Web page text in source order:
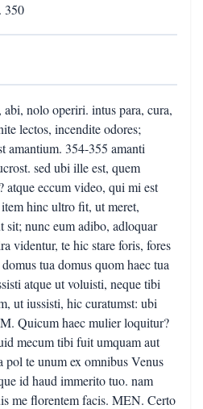
350
nolo operiri. intus para, cura,
lectos, incendite odores;
amantium. 354-355 amanti
sed ubi ille est, quem
atque eccum video, qui mi est
hinc ultro fit, ut meret,
sit; nunc eum adibo, adloquar
videntur, te hic stare foris, fores
tua domus quom haec tua
atque ut voluisti, neque tibi
ut iussisti, hic curatumst: ubi
Quicum haec mulier loquitur?
mecum tibi fuit umquam aut
pol te unum ex omnibus Venus
id haud immerito tuo. nam
me florentem facis. MEN. Certo